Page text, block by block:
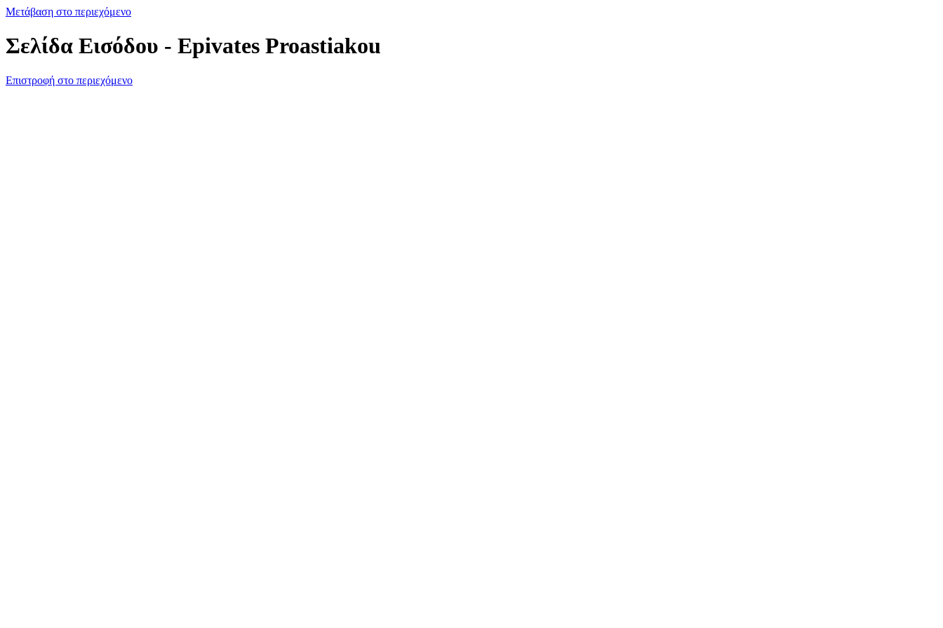
Μετάβαση στο περιεχόμενο
Σελίδα Εισόδου - Epivates Proastiakou
Επιστροφή στο περιεχόμενο